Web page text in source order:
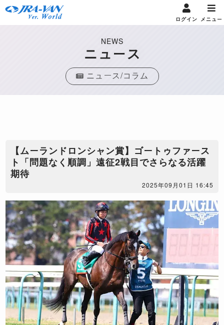
ログイン メニュー
NEWS
ニュース
ニュース/コラム
【ムーランドロンシャン賞】ゴートゥファース
ト「問題なく順調」遠征2戦目でさらなる活躍
期待
2025年09月01日 16:45